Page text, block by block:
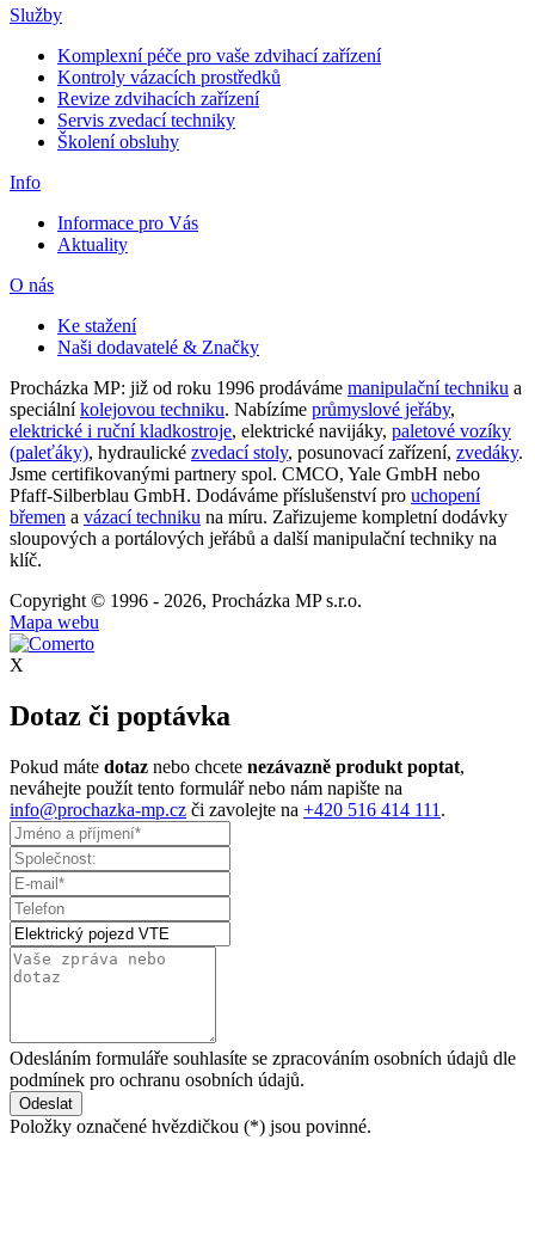
Služby
Komplexní péče pro vaše zdvihací zařízení
Kontroly vázacích prostředků
Revize zdvihacích zařízení
Servis zvedací techniky
Školení obsluhy
Info
Informace pro Vás
Aktuality
O nás
Ke stažení
Naši dodavatelé & Značky
Procházka MP: již od roku 1996 prodáváme manipulační techniku a
speciálníkolejovou techniku. Nabízíme průmyslové jeřáby,
elektrické i ruční kladkostroje, elektrické navijáky, paletové vozíky
(paleťáky), hydraulické zvedací stoly, posunovací zařízení, zvedáky.
Jsme certifikovanými partnery spol. CMCO, Yale GmbH nebo
Pfaff-Silberblau GmbH. Dodáváme příslušenství pro uchopení
břemen a vázací techniku na míru. Zařizujeme kompletní dodávky
sloupových a portálových jeřábů a další manipulační techniky na
klíč.
Copyright © 1996 - 2026, Procházka MP s.r.o.
Mapa webu
X
Dotaz či poptávka
Pokud máte dotaz nebo chcete nezávazně produkt poptat,
neváhejte použít tento formulář nebo nám napište na
info@prochazka-mp.cz či zavolejte na +420 516 414 111 .
Odesláním formuláře souhlasíte se zpracováním osobních údajů dle
podmínek pro ochranu osobních údajů.
Položky označené hvězdičkou (*) jsou povinné.